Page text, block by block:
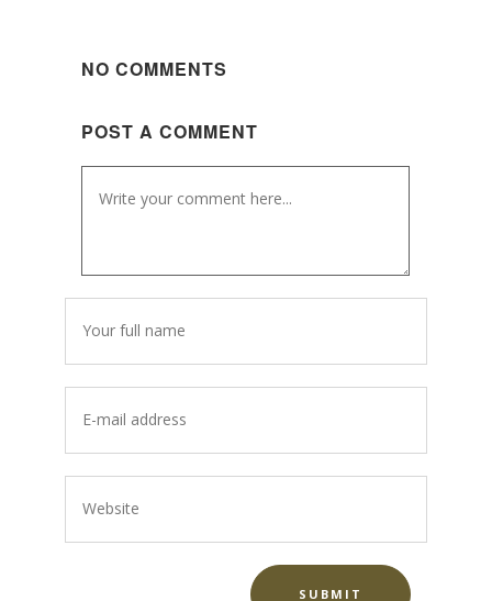
NO COMMENTS
POST A COMMENT